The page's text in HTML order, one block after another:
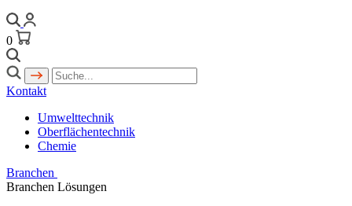
0
Kontakt
Umwelttechnik
Oberflächentechnik
Chemie
Branchen
Branchen Lösungen